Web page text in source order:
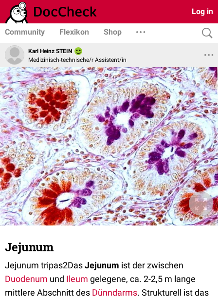
Log in
Community Flexikon Shop
Karl Heinz STEIN
Medizinisch-technische/r Assistent/in
Jejunum
Jejunum tripas2DasJejunum ist der zwischen
Duodenum und Ileum gelegene, ca. 2-2,5 m lange
mittlere Abschnitt des Dünndarms. Strukturell ist das